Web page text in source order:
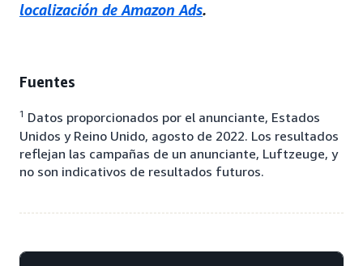
localización de Amazon Ads.
Fuentes
1 Datos proporcionados por el anunciante, Estados
Unidos y Reino Unido, agosto de 2022. Los resultados
reflejan las campañas de un anunciante, Luftzeuge, y
no son indicativos de resultados futuros.